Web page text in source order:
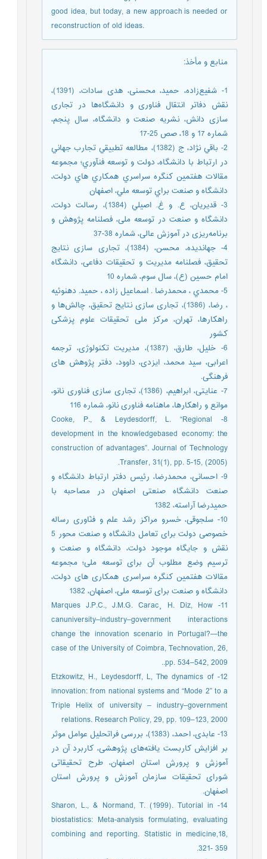
good idea, but today, a new approach is needed or
reconstruction of old ideas.
منابع و مأخذ:
1- شفیع‌زاده، حمید، محسنی، هدی سادات، (1391)،
نقش دفاتر انتقال فناوری و دانشگاه‌ها در تجاری
سازی دانش، نشریه صنعت و دانشگاه، سال پنجم،
شماره 17 و 18، صص 25-17
2- باقي نژاد، ج (1382)، مطالعه تطبيقي تجارب جهاني
در ارتباط با دانشگاه، دولت و توسعه فنآوري؛ مجموعه
مقالات هفتمين كنگره سراسري همكاري هاي دولت،
دانشگاه و صنعت براي توسعه ملي، اصفهان
3- قديريان، ع. و غ. اصيلي (1384)، رسالت دولت،
دانشگاه و صنعت در توسعه ملی، فصلنامه پژوهش و
برنامه‌ریزی در آموزش عالی، شماره 38-37
4- جهاندیده، محسن، (1384)، تجاری سازی نتایج
تحقیق، فصلنامه مدیریت و تحقیقات دفاعی، دانشگاه
امام حسین (ع)، سال سوم، شماره 10
5- محمدي ، محمدرضا . اسماعیل زاده ، حمید. دهنوئیه
، رضا، (1386)، تجاری سازی نتایج تحقیق، چالش‌ها و
راهکارها، تهران، مرکز ملی تحقیقات علوم پزشکی
کشور
6- خلیل، طارق، (1387)، مدیریت تکنولوژی، ترجمه
اعرابی، سید محمد، ایزدی، داوود، دفتر پژوهش های
فرهنگی.
7- عنایتی، ابراهیم، (1386)، تجاری سازی فناوری نانو،
موانع و راهکارها، ماهنامه فناوری نانو، شماره 116
8- Cooke, P., & Leydesdorff, L. “Regional
development in the knowledgebased economy: the
construction of advantages”. Journal of Technology
Transfer, 31(1), pp. 5-15, (2005).
9- احسانی، محمدرضا، رئیس دفتر ارتباط دانشگاه و
صنعت دانشگاه صنعتی اصفهان در مصاحبه با
حمیدرضا آراسته، 1382
10- سلجوقی، خسرو مراکز رشد علم و فنّاوری رساله
خصوصی دولت برای تعامل دانشگاه و صنعت محور 5
نقش و جایگاه موجود دولت، دانشگاه و صنعت و
ترسیم وضع مطلوب آن برای توسعه ملی؛ مجموعه
مقالات هفتمین کنگره سراسری همکاری های دولت،
دانشگاه و صنعت برای توسعه ملی، اصفهان، 1382
11- Marques J.P.C., J.M.G. Carac¸ H. Diz, How
canuniversity–industry–government interactions
change the innovation scenario in Portugal?—the
case of the University of Coimbra, Technovation, 26,
pp. 534–542, 2009..
12- Etzkowitz, H., Leydesdorff, L, The dynamics of
innovation: from national systems and “Mode 2” to a
Triple Helix of university – industry–government
relations. Research Policy, 29, pp. 109–123, 2000
13- عابدی، احمد، (1383)، بررسی فراتحلیل عوامل موثر
بر افزایش کاربست یافته‌های پژوهشی، کاربرد آن در
آموزش و پرورش استان اصفهان، طرح تحقیقاتی
شورای تحقیقات سازمان آموزش و پرورش استان
اصفهان.
14- Sharon, L., & Normand, T. (1999). Tutorial in
biostatistics: Meta-analysis formulating, evaluating
combining and reporting. Statistic in medicine,18,
321- 359.